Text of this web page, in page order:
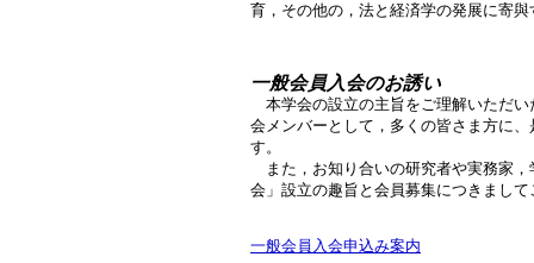
育，その他の，法と経済学の発展に寄
一般会員入会のお誘い
本学会の設立の主旨をご理解いただ
会メンバーとして，多くの皆さま方に
す。
また，お知り合いの研究者や実務家
会」設立の趣旨と会員募集につきまし
一般会員入会申込み案内